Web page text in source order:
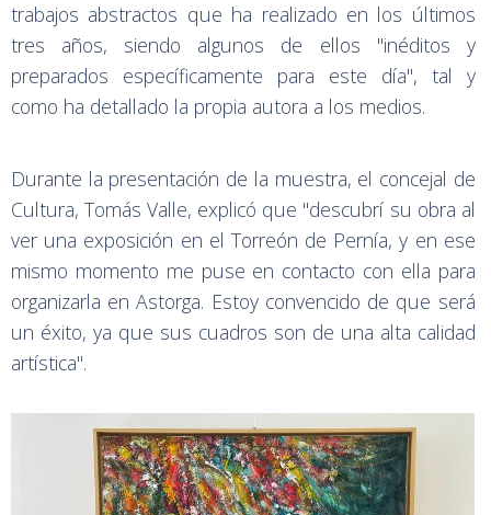
trabajos abstractos que ha realizado en los últimos
tres años, siendo algunos de ellos "inéditos y
preparados específicamente para este día", tal y
como ha detallado la propia autora a los medios.
Durante la presentación de la muestra, el concejal de
Cultura, Tomás Valle, explicó que "descubrí su obra al
ver una exposición en el Torreón de Pernía, y en ese
mismo momento me puse en contacto con ella para
organizarla en Astorga. Estoy convencido de que será
un éxito, ya que sus cuadros son de una alta calidad
artística".